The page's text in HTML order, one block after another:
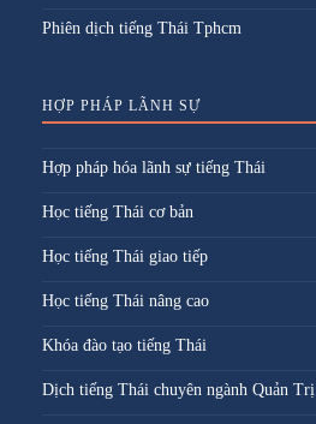
Phiên dịch tiếng Thái Tphcm
HỢP PHÁP LÃNH SỰ
Hợp pháp hóa lãnh sự tiếng Thái
Học tiếng Thái cơ bản
Học tiếng Thái giao tiếp
Học tiếng Thái nâng cao
Khóa đào tạo tiếng Thái
Dịch tiếng Thái chuyên ngành Quản Trị